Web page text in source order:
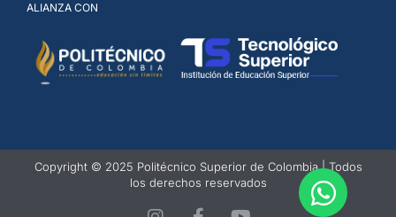
ALIANZA CON
Copyright © 2025 Politécnico Superior de Colombia | Todos
los derechos reservados